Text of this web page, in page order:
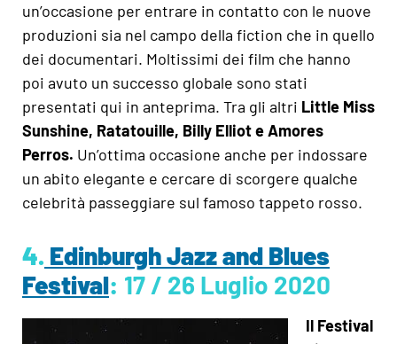
un’occasione per entrare in contatto con le nuove
produzioni sia nel campo della fiction che in quello
dei documentari. Moltissimi dei film che hanno
poi avuto un successo globale sono stati
presentati qui in anteprima. Tra gli altri Little Miss
Sunshine, Ratatouille, Billy Elliot e Amores
Perros. Un’ottima occasione anche per indossare
un abito elegante e cercare di scorgere qualche
celebrità passeggiare sul famoso tappeto rosso.
4. Edinburgh Jazz and Blues
Festival: 17 / 26 Luglio 2020
Il Festival